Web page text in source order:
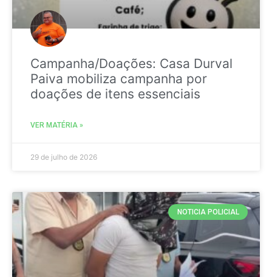
Campanha/Doações: Casa Durval
Paiva mobiliza campanha por
doações de itens essenciais
VER MATÉRIA »
29 de julho de 2026
NOTICIA POLICIAL